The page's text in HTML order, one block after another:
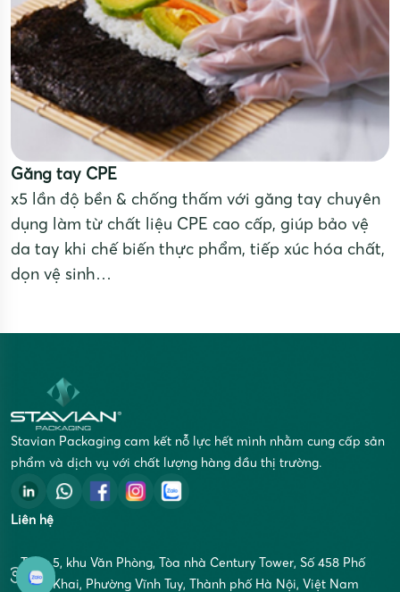
Găng tay CPE
x5 lần độ bền & chống thấm với găng tay chuyên
dụng làm từ chất liệu CPE cao cấp, giúp bảo vệ
da tay khi chế biến thực phẩm, tiếp xúc hóa chất,
dọn vệ sinh…
Stavian Packaging cam kết nỗ lực hết mình nhằm cung cấp sản
phẩm và dịch vụ với chất lượng hàng đầu thị trường.
Liên hệ
Tầng 5, khu Văn Phòng, Tòa nhà Century Tower, Số 458 Phố
Minh Khai, Phường Vĩnh Tuy, Thành phố Hà Nội, Việt Nam